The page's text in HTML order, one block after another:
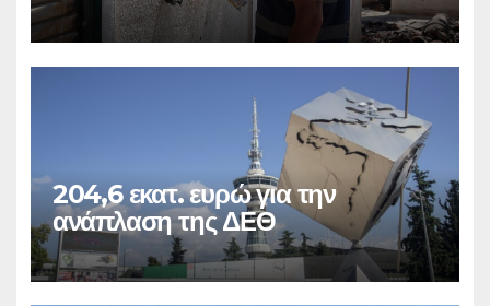
204,6 εκατ. ευρώ για την
ανάπλαση της ΔΕΘ